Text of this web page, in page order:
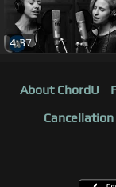
4:37
About ChordU